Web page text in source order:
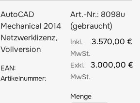
AutoCAD
Mechanical 2014
Netzwerklizenz,
Vollversion
EAN:
Artikelnummer:
Art.-Nr.: 8098u
(gebraucht)
3.570,00 €
3.000,00 €
Menge